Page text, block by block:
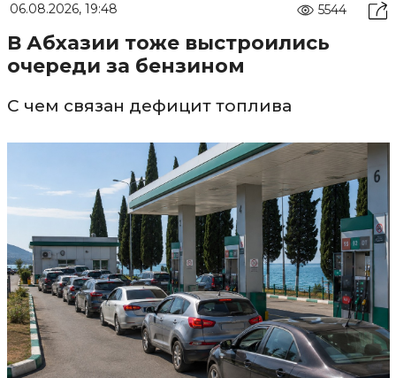
06.08.2026, 19:48 5544
В Абхазии тоже выстроились
очереди за бензином
С чем связан дефицит топлива